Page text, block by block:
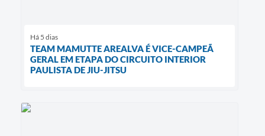
Há 5 dias
TEAM MAMUTTE AREALVA É VICE-CAMPEÃ
GERAL EM ETAPA DO CIRCUITO INTERIOR
PAULISTA DE JIU-JITSU